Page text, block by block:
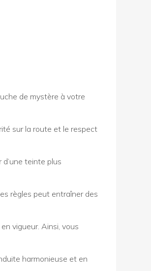
de mystère à votre
sur la route et le respect
teinte plus
règles peut entraîner des
vigueur. Ainsi, vous
harmonieuse et en